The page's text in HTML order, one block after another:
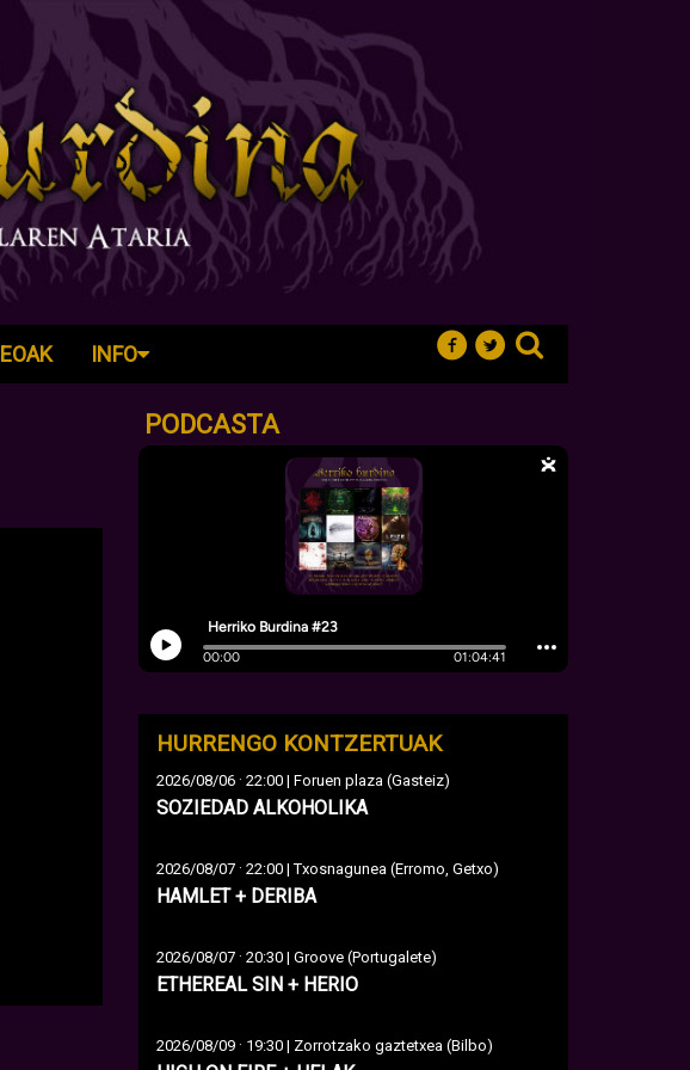
INFO
PODCASTA
HURRENGO KONTZERTUAK
2026/08/06 · 22:00 | Foruen plaza (Gasteiz)
SOZIEDAD ALKOHOLIKA
2026/08/07 · 22:00 | Txosnagunea (Erromo, Getxo)
HAMLET + DERIBA
2026/08/07 · 20:30 | Groove (Portugalete)
ETHEREAL SIN + HERIO
2026/08/09 · 19:30 | Zorrotzako gaztetxea (Bilbo)